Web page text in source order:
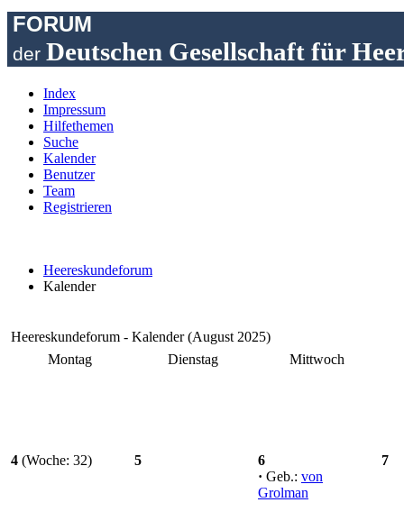
FORUM
der Deutschen Gesellschaft für
Index
Impressum
Hilfethemen
Suche
Kalender
Benutzer
Team
Registrieren
Heereskundeforum
Kalender
Heereskundeforum - Kalender (August 2025)
Montag
Dienstag Mittwoch
4 (Woche: 32) 5
6
· Geb.: von
Grolman
7